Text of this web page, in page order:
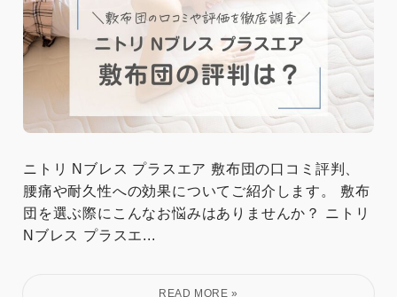
ニトリ Nブレス プラスエア 敷布団の口コミ評判、
腰痛や耐久性への効果についてご紹介します。 敷布
団を選ぶ際にこんなお悩みはありませんか？ ニトリ
Nブレス プラスエ...